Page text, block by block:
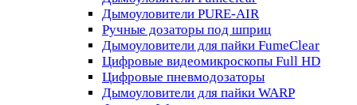
Дымоуловители PURE-AIR
Ручные дозаторы под шприц
Дымоуловители для пайки FumeClear
Цифровые видеомикроскопы Full HD
Цифровые пневмодозаторы
Дымоуловители для пайки WARP